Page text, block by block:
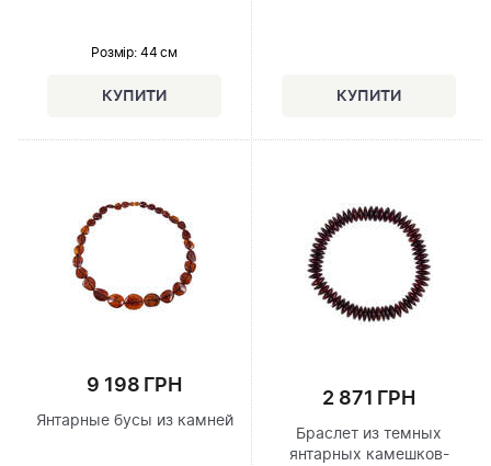
Розмір: 44 см
9 198 ГРН
Янтарные бусы из камней
2 871 ГРН
Браслет из темных
янтарных камешков-